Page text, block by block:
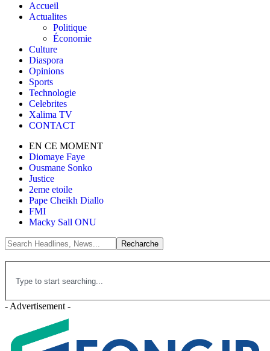
Accueil
Actualites
Politique
Économie
Culture
Diaspora
Opinions
Sports
Technologie
Celebrites
Xalima TV
CONTACT
EN CE MOMENT
Diomaye Faye
Ousmane Sonko
Justice
2eme etoile
Pape Cheikh Diallo
FMI
Macky Sall ONU
- Advertisement -